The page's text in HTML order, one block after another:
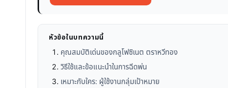
หัวข้อในบทความนี้
คุณสมบัติเด่นของกลูโฟซิเนต ตราหวีทอง
วิธีใช้และข้อแนะนำในการฉีดพ่น
เหมาะกับใคร: ผู้ใช้งานกลุ่มเป้าหมาย